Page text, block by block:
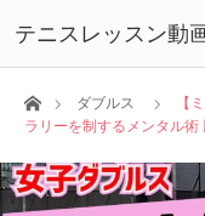
テニスレッスン動
ホームダブルス
【
ラリーを制するメンタル